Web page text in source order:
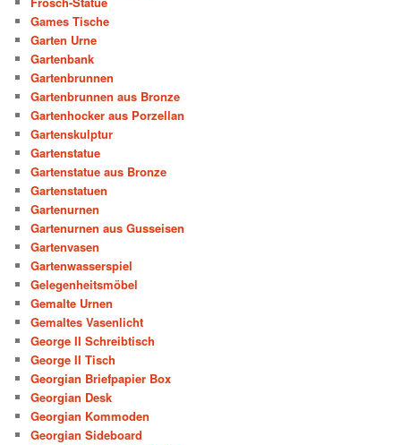
Games Tische
Garten Urne
Gartenbank
Gartenbrunnen
Gartenbrunnen aus Bronze
Gartenhocker aus Porzellan
Gartenskulptur
Gartenstatue
Gartenstatue aus Bronze
Gartenstatuen
Gartenurnen
Gartenurnen aus Gusseisen
Gartenvasen
Gartenwasserspiel
Gelegenheitsmöbel
Gemalte Urnen
Gemaltes Vasenlicht
George II Schreibtisch
George II Tisch
Georgian Briefpapier Box
Georgian Desk
Georgian Kommoden
Georgian Sideboard